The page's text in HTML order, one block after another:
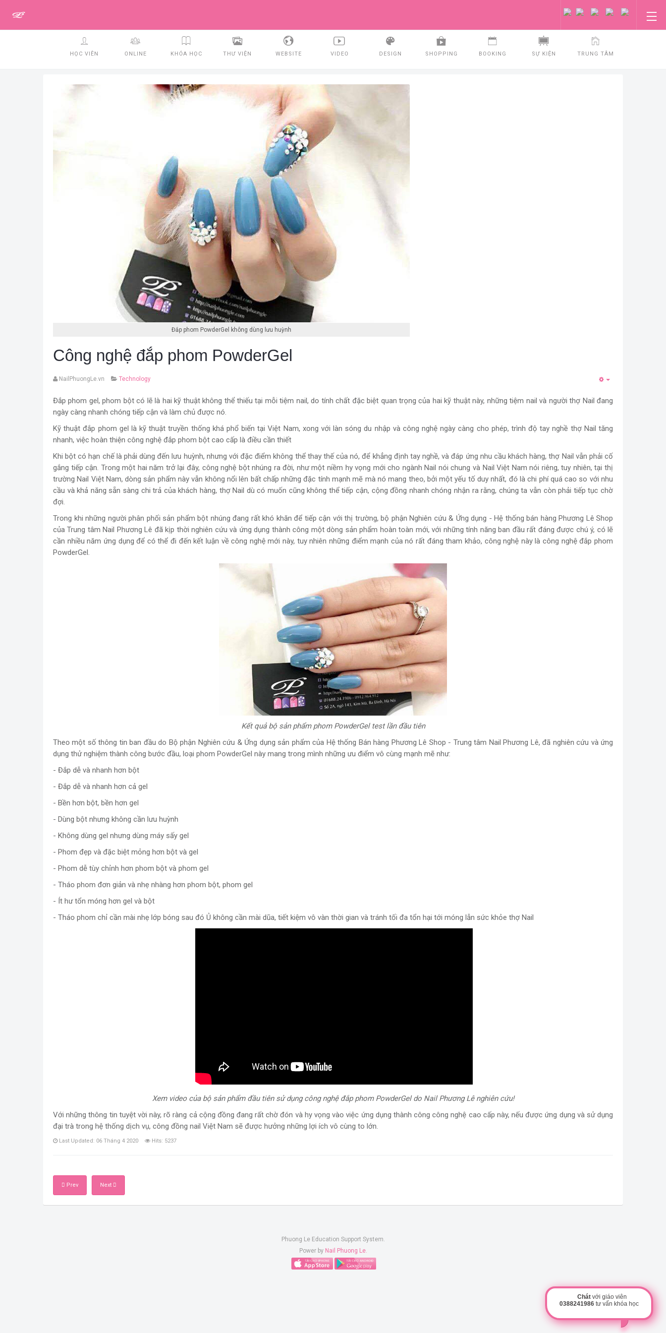
HỌC VIÊN ONLINE KHÓA HỌC THƯ VIỆN WEBSITE VIDEO DESIGN SHOPPING BOOKING SỰ KIỆN TRUNG TÂM
Đắp phom PowderGel không dùng lưu huỳnh
Công nghệ đắp phom PowderGel
NailPhuongLe.vn Technology
Đắp phom gel, phom bột có lẽ là hai kỹ thuật không thể thiếu tại mỗi tiệm nail, do tính chất đặc biệt quan trọng của hai kỹ thuật này, những tiệm nail và người thợ Nail đang
ngày càng nhanh chóng tiếp cận và làm chủ được nó.
Kỹ thuật đắp phom gel là kỹ thuật truyền thống khá phổ biến tại Việt Nam, xong với làn sóng du nhập và công nghệ ngày càng cho phép, trình độ tay nghề thợ Nail tăng
nhanh, việc hoàn thiện công nghệ đắp phom bột cao cấp là điều cần thiết
Khi bột có hạn chế là phải dùng đến lưu huỳnh, nhưng với đặc điểm không thể thay thế của nó, để khẳng định tay nghề, và đáp ứng nhu cầu khách hàng, thợ Nail vẫn phải cố
gắng tiếp cận. Trong một hai năm trở lại đây, công nghệ bột nhúng ra đời, như một niềm hy vọng mới cho ngành Nail nói chung và Nail Việt Nam nói riêng, tuy nhiên, tại thị
trường Nail Việt Nam, dòng sản phẩm này vẫn không nổi lên bất chấp những đặc tính mạnh mẽ mà nó mang theo, bởi một yếu tố duy nhất, đó là chi phí quá cao so với nhu
cầu và khả năng sẵn sàng chi trả của khách hàng, thợ Nail dù có muốn cũng không thể tiếp cận, cộng đồng nhanh chóng nhận ra rằng, chúng ta vẫn còn phải tiếp tục chờ
đợi.
Trong khi những người phân phối sản phẩm bột nhúng đang rất khó khăn để tiếp cận với thị trường, bộ phận Nghiên cứu & Ứng dụng - Hệ thống bán hàng Phương Lê Shop
của Trung tâm Nail Phương Lê đã kịp thời nghiên cứu và ứng dụng thành công một dòng sản phẩm hoàn toàn mới, với những tính năng ban đầu rất đáng được chú ý, có lẽ
cần nhiều năm ứng dụng để có thể đi đến kết luận về công nghệ mới này, tuy nhiên những điểm mạnh của nó rất đáng tham khảo, công nghệ này là công nghệ đắp phom
PowderGel.
Kết quả bộ sản phẩm phom PowderGel test lần đầu tiên
Theo một số thông tin ban đầu do Bộ phận Nghiên cứu & Ứng dụng sản phẩm của Hệ thống Bán hàng Phương Lê Shop - Trung tâm Nail Phương Lê, đã nghiên cứu và ứng
dụng thử nghiệm thành công bước đầu, loại phom PowderGel này mang trong mình những ưu điểm vô cùng mạnh mẽ như:
- Đắp dễ và nhanh hơn bột
- Đắp dễ và nhanh hơn cả gel
- Bền hơn bột, bền hơn gel
- Dùng bột nhưng không cần lưu huỳnh
- Không dùng gel nhưng dùng máy sấy gel
- Phom đẹp và đặc biệt mỏng hơn bột và gel
- Phom dễ tùy chỉnh hơn phom bột và phom gel
- Tháo phom đơn giản và nhẹ nhàng hơn phom bột, phom gel
- Ít hư tổn móng hơn gel và bột
- Tháo phom chỉ cần mài nhẹ lớp bóng sau đó Ủ không cần mài dũa, tiết kiệm vô vàn thời gian và tránh tối đa tổn hại tới móng lẫn sức khỏe thợ Nail
Xem video của bộ sản phẩm đầu tiên sử dụng công nghệ đắp phom PowderGel do Nail Phương Lê nghiên cứu!
Với những thông tin tuyệt vời này, rõ ràng cả cộng đồng đang rất chờ đón và hy vọng vào việc ứng dụng thành công công nghệ cao cấp này, nếu được ứng dụng và sử dụng
đại trà trong hệ thống dịch vụ, công đồng nail Việt Nam sẽ được hưởng những lợi ích vô cùng to lớn.
Last Updated: 06 Tháng 4 2020 Hits: 5237
Prev Next
Phuong Le Education Support System.
Power by Nail Phuong Le.
Chátvới giáo viên
0388241986 tư vấn khóa học